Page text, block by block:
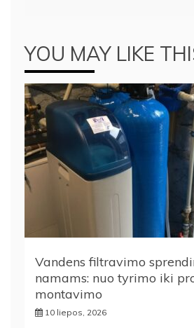
YOU MAY LIKE
Vandens filtravimo
namams: nuo tyrimo iki
montavimo
10 liepos, 2026